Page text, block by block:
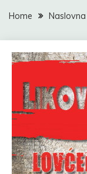
Home Naslovna